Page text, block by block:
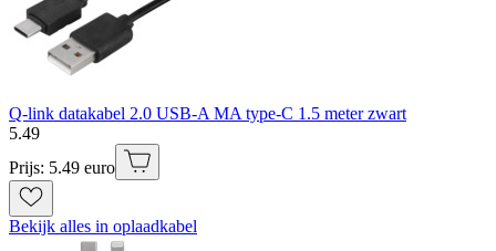
Q-link datakabel 2.0 USB-A MA type-C 1.5 meter zwart
5.49
Prijs: 5.49 euro
Bekijk alles in oplaadkabel